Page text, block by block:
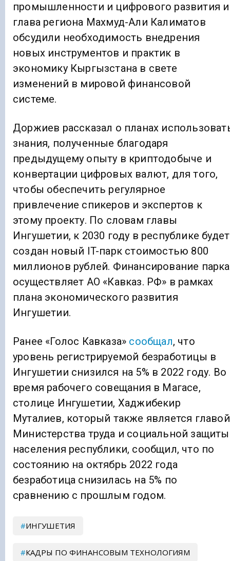
промышленности и цифрового развития и
глава региона Махмуд-Али Калиматов
обсудили необходимость внедрения
новых инструментов и практик в
экономику Кыргызстана в свете
изменений в мировой финансовой
системе.
Доржиев рассказал о планах
знания, полученные благодаря
предыдущему опыту в криптодобыче и
конвертации цифровых валют, для того,
чтобы обеспечить регулярное
привлечение спикеров и экспертов к
этому проекту. По словам главы
Ингушетии, к 2030 году в республике будет
создан новый IT-парк стоимостью 800
миллионов рублей. Финансирование парка
осуществляет АО «Кавказ. РФ» в рамках
плана экономического развития
Ингушетии.
Ранее «Голос Кавказа» сообщал, что
уровень регистрируемой безработицы в
Ингушетии снизился на 5% в 2022 году. Во
время рабочего совещания в Магасе,
столице Ингушетии, Хаджибекир
Муталиев, который также является главой
Министерства труда и социальной защиты
населения республики, сообщил, что по
состоянию на октябрь 2022 года
безработица снизилась на 5% по
сравнению с прошлым годом.
ИНГУШЕТИЯ
КАДРЫ ПО ФИНАНСОВЫМ ТЕХНОЛОГИЯМ